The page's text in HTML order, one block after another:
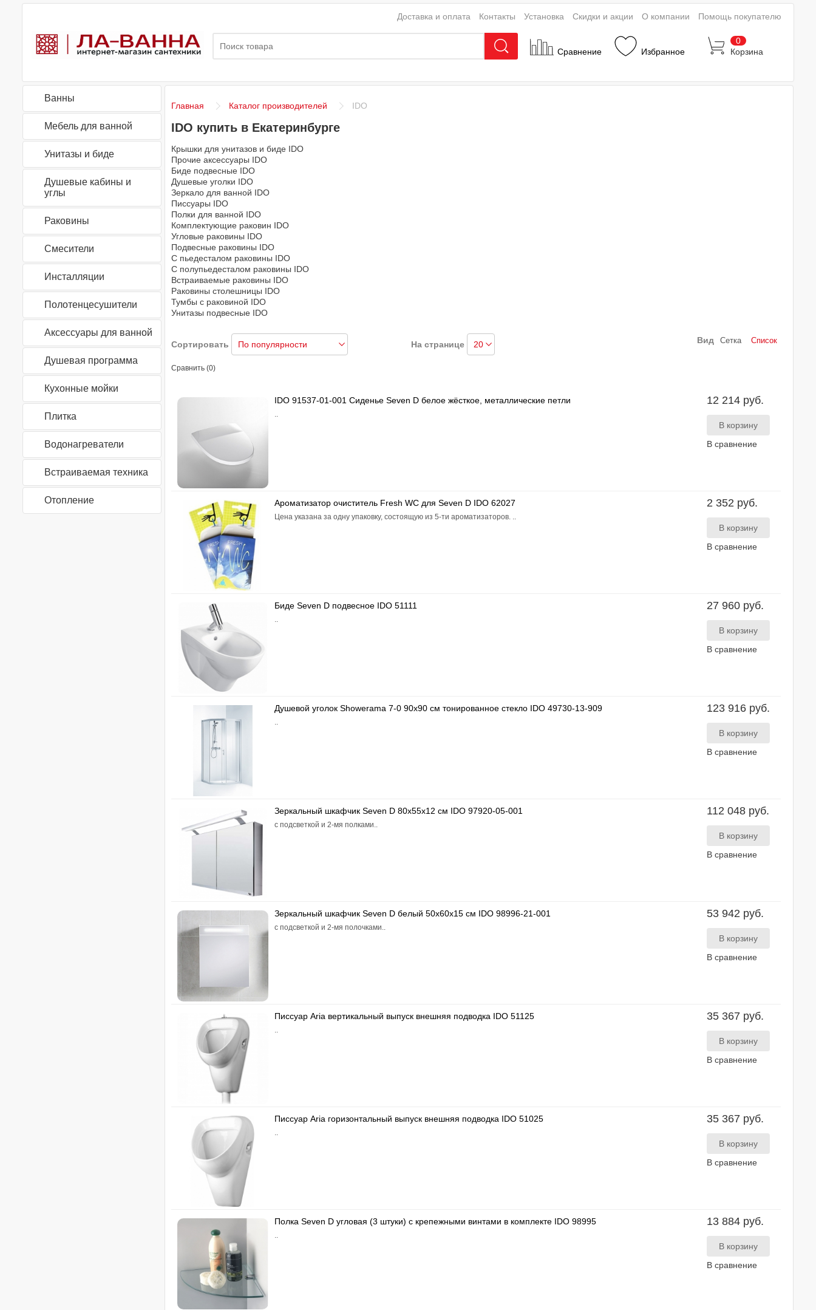
Сравнение Избранное
0
Корзина
Доставка и оплата Контакты Установка Скидки и акции О компании Помощь покупателю
Ванны
Мебель для ванной
Унитазы и биде
Душевые кабины и
углы
Раковины
Смесители
Инсталляции
Полотенцесушители
Аксессуары для ванной
Душевая программа
Кухонные мойки
Плитка
Водонагреватели
Встраиваемая техника
Отопление
Главная Каталог производителей IDO
IDO купить в Екатеринбурге
Крышки для унитазов и биде IDO
Прочие аксессуары IDO
Биде подвесные IDO
Душевые уголки IDO
Зеркало для ванной IDO
Писсуары IDO
Полки для ванной IDO
Комплектующие раковин IDO
Угловые раковины IDO
Подвесные раковины IDO
С пьедесталом раковины IDO
С полупьедесталом раковины IDO
Встраиваемые раковины IDO
Раковины столешницы IDO
Тумбы с раковиной IDO
Унитазы подвесные IDO
Сортировать На странице Вид Сетка Список
Сравнить (0)
IDO 91537-01-001 Сиденье Seven D белое жёсткое, металлические петли
..
12 214 руб.
В сравнение
Ароматизатор очиститель Fresh WC для Seven D IDO 62027
Цена указана за одну упаковку, состоящую из 5-ти ароматизаторов. ..
2 352 руб.
В сравнение
Биде Seven D подвесное IDO 51111
..
27 960 руб.
В сравнение
Душевой уголок Showerama 7-0 90x90 см тонированное стекло IDO 49730-13-909
..
123 916 руб.
В сравнение
Зеркальный шкафчик Seven D 80x55x12 см IDO 97920-05-001
с подсветкой и 2-мя полками..
112 048 руб.
В сравнение
Зеркальный шкафчик Seven D белый 50x60x15 см IDO 98996-21-001
с подсветкой и 2-мя полочками..
53 942 руб.
В сравнение
Писсуар Aria вертикальный выпуск внешняя подводка IDO 51125
..
35 367 руб.
В сравнение
Писсуар Aria горизонтальный выпуск внешняя подводка IDO 51025
..
35 367 руб.
В сравнение
Полка Seven D угловая (3 штуки) с крепежными винтами в комплекте IDO 98995
..
13 884 руб.
В сравнение